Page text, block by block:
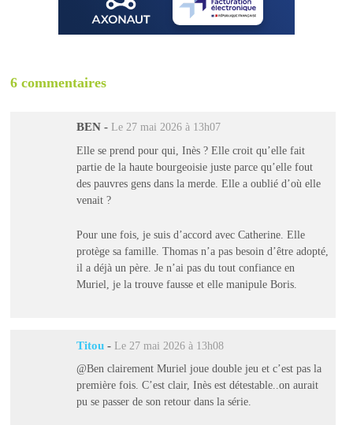
6 commentaires
BEN - Le 27 mai 2026 à 13h07
Elle se prend pour qui, Inès ? Elle croit qu’elle fait
partie de la haute bourgeoisie juste parce qu’elle fout
des pauvres gens dans la merde. Elle a oublié d’où elle
venait ?
Pour une fois, je suis d’accord avec Catherine. Elle
protège sa famille. Thomas n’a pas besoin d’être adopté,
il a déjà un père. Je n’ai pas du tout confiance en
Muriel, je la trouve fausse et elle manipule Boris.
Titou - Le 27 mai 2026 à 13h08
@Ben clairement Muriel joue double jeu et c’est pas la
première fois. C’est clair, Inès est détestable..on aurait
pu se passer de son retour dans la série.